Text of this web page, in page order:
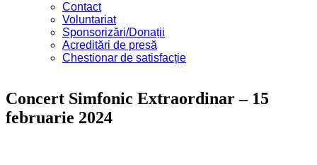
Contact
Voluntariat
Sponsorizări/Donații
Acreditări de presă
Chestionar de satisfacție
Concert Simfonic Extraordinar – 15
februarie 2024